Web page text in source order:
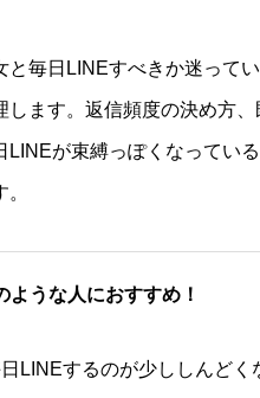
と毎日LINEすべきか迷って
します。返信頻度の決め方
LINEが束縛っぽくなってい
ような人におすすめ！
LINEするのが少ししんどく